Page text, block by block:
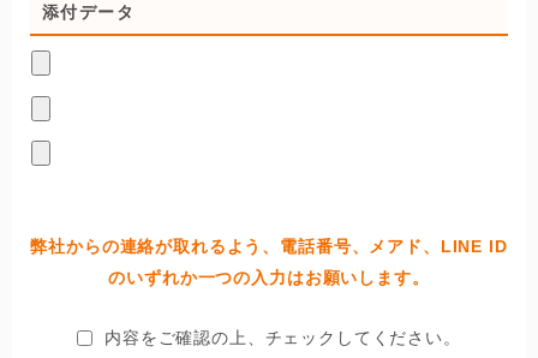
添付データ
弊社からの連絡が取れるよう、電話番号、メアド、LINE ID
のいずれか一つの入力はお願いします。
内容をご確認の上、チェックしてください。